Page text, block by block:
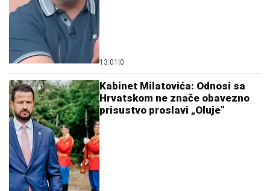
13:01 |0
Kabinet Milatovića: Odnosi sa
Hrvatskom ne znače obavezno
prisustvo proslavi „Oluje”